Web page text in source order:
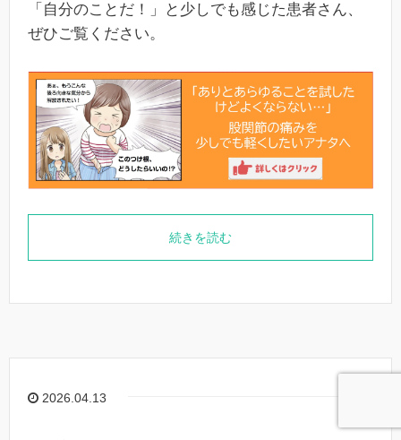
「自分のことだ！」と少しでも感じた患者さん、
ぜひご覧ください。
続きを読む
2026.04.13